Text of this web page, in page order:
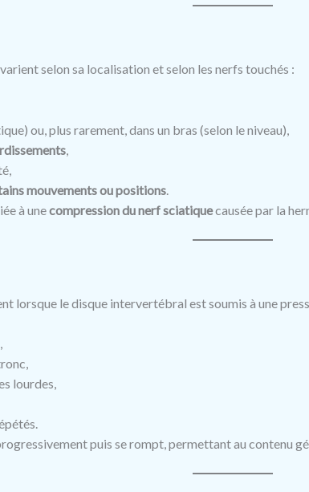
selon sa localisation et selon les nerfs touchés :
ou, plus rarement, dans un bras (selon le niveau),
mouvements ou positions
à unecompression du nerf sciatiquecausée par la
lorsque le disque intervertébral est soumis à une
lourdes,
puis se rompt, permettant au contenu